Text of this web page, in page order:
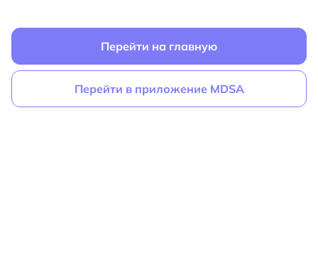
Перейти на главную
Перейти в приложение MDSA